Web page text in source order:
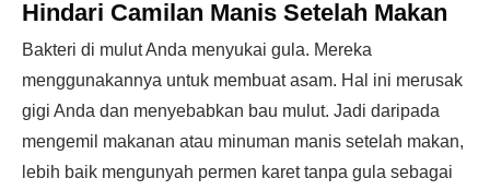
Hindari Camilan Manis Setelah Makan
Bakteri di mulut Anda menyukai gula. Mereka
menggunakannya untuk membuat asam. Hal ini merusak
gigi Anda dan menyebabkan bau mulut. Jadi daripada
mengemil makanan atau minuman manis setelah makan,
lebih baik mengunyah permen karet tanpa gula sebagai